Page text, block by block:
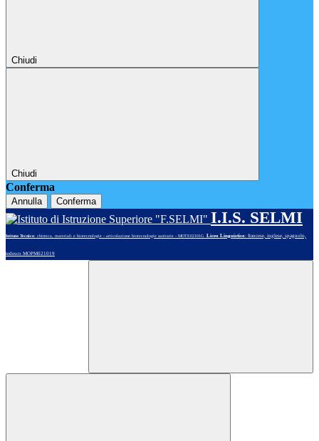
Chiudi
Chiudi
Conferma
Annulla Conferma
I.I.S. SELMI
Istituto Tecnico: chimica, materiali e biotecnologie - articolazione biotecnologie sanitarie - MOTE02101G Liceo Linguistico: francese, inglese, spagnolo,
tedesco MOPM021019